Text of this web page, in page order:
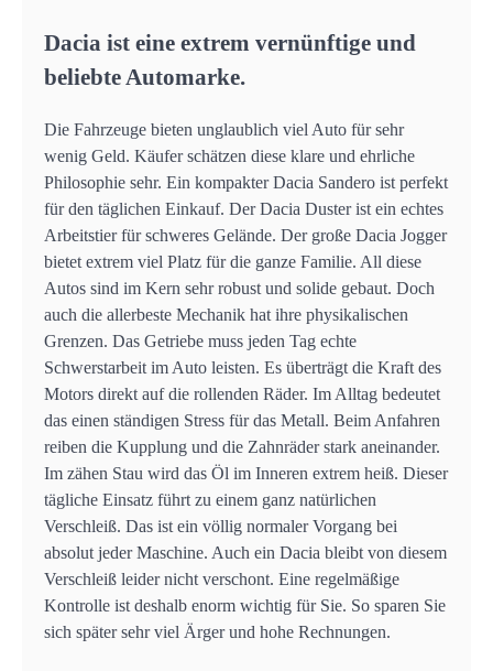
Dacia ist eine extrem vernünftige und
beliebte Automarke.
Die Fahrzeuge bieten unglaublich viel Auto für sehr
wenig Geld. Käufer schätzen diese klare und ehrliche
Philosophie sehr. Ein kompakter Dacia Sandero ist perfekt
für den täglichen Einkauf. Der Dacia Duster ist ein echtes
Arbeitstier für schweres Gelände. Der große Dacia Jogger
bietet extrem viel Platz für die ganze Familie. All diese
Autos sind im Kern sehr robust und solide gebaut. Doch
auch die allerbeste Mechanik hat ihre physikalischen
Grenzen. Das Getriebe muss jeden Tag echte
Schwerstarbeit im Auto leisten. Es überträgt die Kraft des
Motors direkt auf die rollenden Räder. Im Alltag bedeutet
das einen ständigen Stress für das Metall. Beim Anfahren
reiben die Kupplung und die Zahnräder stark aneinander.
Im zähen Stau wird das Öl im Inneren extrem heiß. Dieser
tägliche Einsatz führt zu einem ganz natürlichen
Verschleiß. Das ist ein völlig normaler Vorgang bei
absolut jeder Maschine. Auch ein Dacia bleibt von diesem
Verschleiß leider nicht verschont. Eine regelmäßige
Kontrolle ist deshalb enorm wichtig für Sie. So sparen Sie
sich später sehr viel Ärger und hohe Rechnungen.